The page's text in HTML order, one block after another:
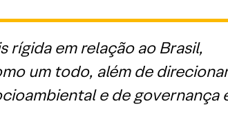
rígida em relação ao Brasil,
um todo, além de
e de governança